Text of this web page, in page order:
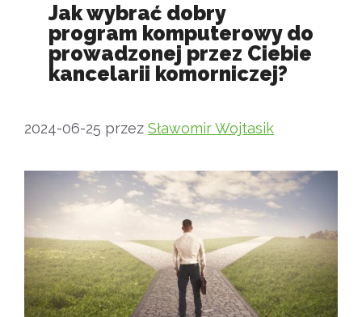
Jak wybrać dobry
program komputerowy do
prowadzonej przez Ciebie
kancelarii komorniczej?
2024-06-25 przez Sławomir Wojtasik